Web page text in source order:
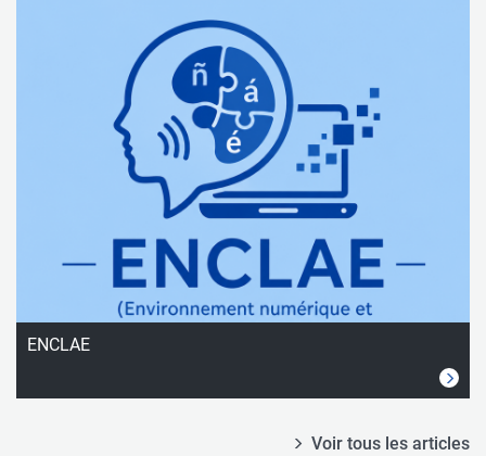
ENCLAE
Voir tous les articles